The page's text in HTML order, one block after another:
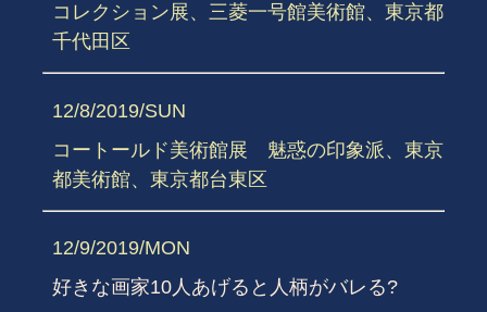
コレクション展、三菱一号館美術館、東京都
千代田区
12/8/2019/SUN
コートールド美術館展 魅惑の印象派、東京
都美術館、東京都台東区
12/9/2019/MON
好きな画家10人あげると人柄がバレる?